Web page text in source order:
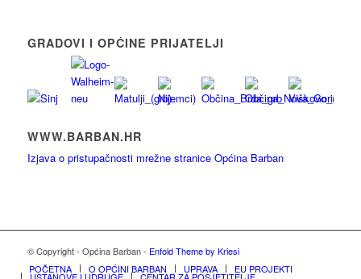
GRADOVI I OPĆINE PRIJATELJI
WWW.BARBAN.HR
Izjava o pristupačnosti mrežne stranice Općina Barban
© Copyright - Općina Barban - Enfold Theme by Kriesi
POČETNA
O OPĆINI BARBAN UPRAVA EU PROJEKTI